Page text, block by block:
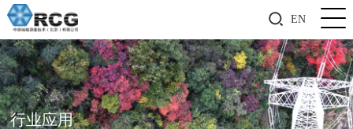
EN
行业应用